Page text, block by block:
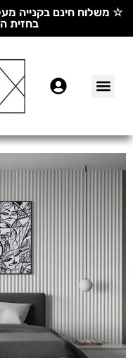
בחזית